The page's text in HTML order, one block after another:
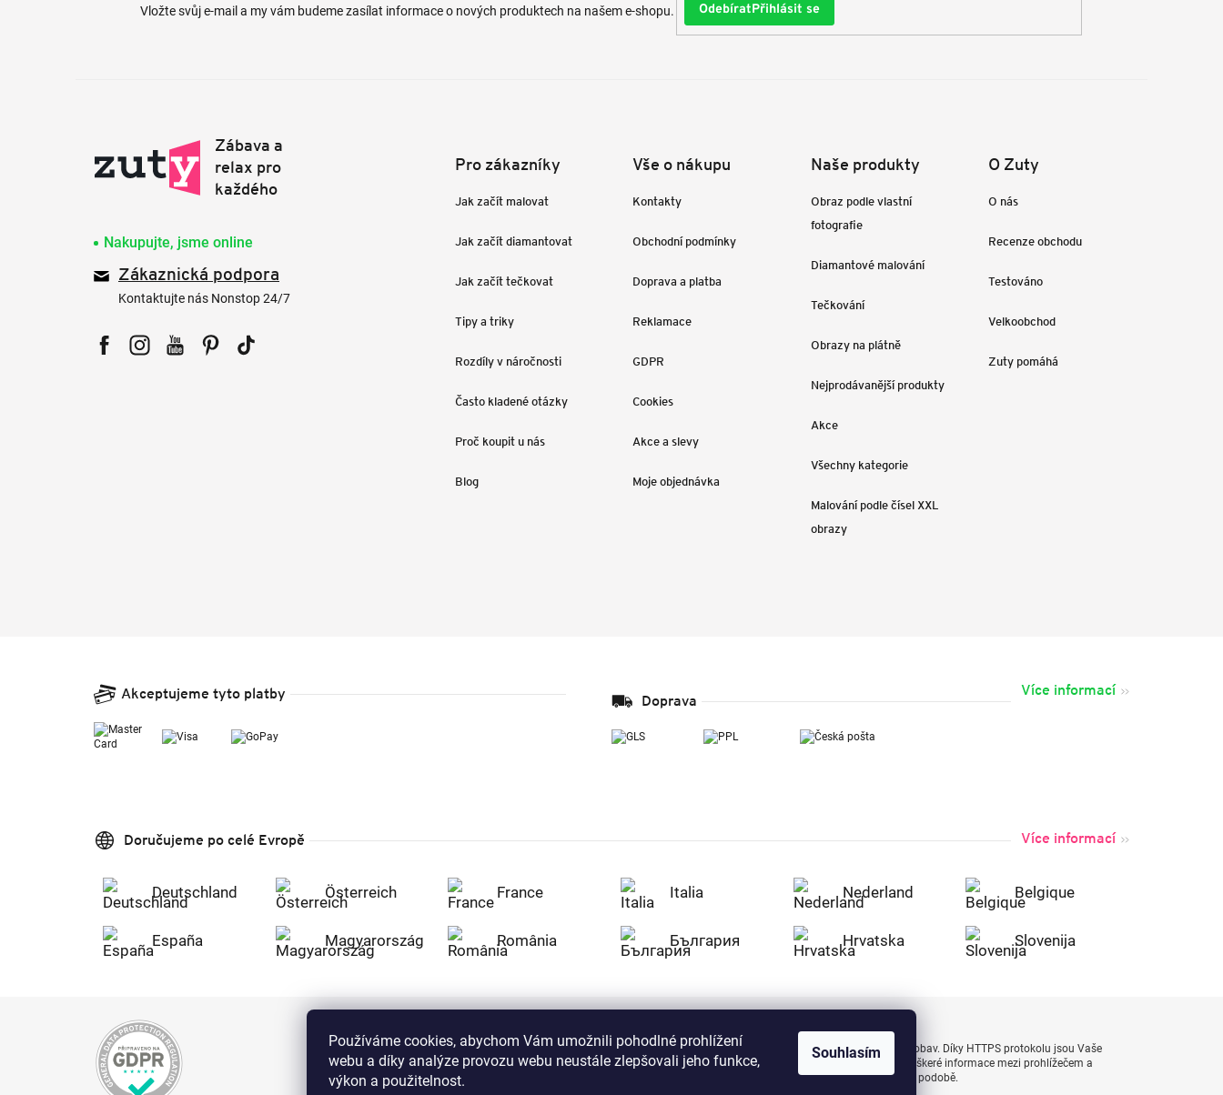
Používáme cookies, abychom Vám umožnili pohodlné prohlížení
webu a díky analýze provozu webu neustále zlepšovali jeho funkce,
výkon a použitelnost.
Souhlasím
Vložte svůj e-mail a my vám budeme zasílat informace o nových produktech na našem e-shopu. Přihlásit se
Nakupujte, jsme online
Zákaznická podpora
Kontaktujte nás Nonstop 24/7
Pro zákazníky
Jak začít malovat
Jak začít diamantovat
Jak začít tečkovat
Tipy a triky
Rozdíly v náročnosti
Často kladené otázky
Proč koupit u nás
Blog
Vše o nákupu
Kontakty
Obchodní podmínky
Doprava a platba
Reklamace
GDPR
Cookies
Akce a slevy
Moje objednávka
Naše produkty
Obraz podle vlastní
fotografie
Diamantové malování
Tečkování
Obrazy na plátně
Nejprodávanější produkty
Akce
Všechny kategorie
Malování podle čísel XXL
obrazy
O Zuty
O nás
Recenze obchodu
Testováno
Velkoobchod
Zuty pomáhá
Akceptujeme tyto platby Doprava
Více informací
Doručujeme po celé Evropě Více informací
Deutschland Österreich France Italia Nederland Belgique
España Magyarország România България Hrvatska Slovenija
Nakupujte na Zuty bezpečně a bez obav. Díky HTTPS protokolu jsou Vaše
citlivá data v naprostém bezpečí, veškeré informace mezi prohlížečem a
serverem se přenášejí v zašifrované podobě.